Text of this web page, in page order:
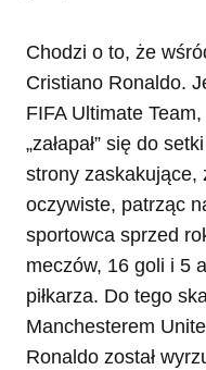
Chodzi o to, że
Cristiano Ronaldo.
FIFA Ultimate
„załapał” się do
strony zaskakujące,
oczywiste, patrząc
sportowca sprzed
meczów, 16 goli i 5
piłkarza. Do tego
Manchesterem
Ronaldo został